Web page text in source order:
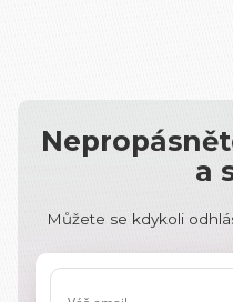
a
Můžete se kdykoli